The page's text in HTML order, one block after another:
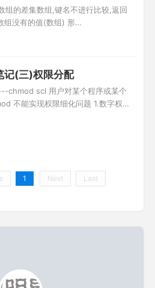
组的差集数组,键名不进行比较,返回
组没有的值(数组) 形
例子:
记(三)权限分配
chmod scl 用户对某个程序或某个
不能实现权限细化问题 1.数字权限
2 x 1 2.字母权限分配 chmod u+x
1 Next Last